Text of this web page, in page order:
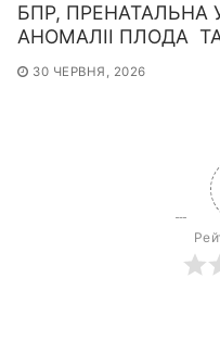
БПР, ПРЕНАТАЛЬНА
АНОМАЛІІ ПЛОДА
30 ЧЕРВНЯ, 2026